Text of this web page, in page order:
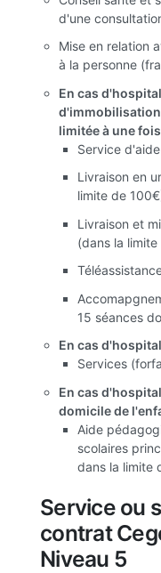
d'une
Mise en relation
à la personne
En cas
limitée à une
Service
Livraison en
limite de
Livraison et
(dans la
15 séances
En cas
Services
En cas
domicile de
Aide
scolaires
dans la limite
Service ou
contrat
Niveau 5